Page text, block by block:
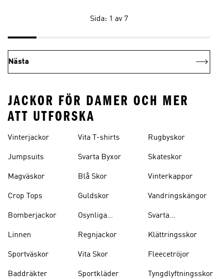
Sida: 1 av 7
Nästa
JACKOR FÖR DAMER OCH MER
ATT UTFORSKA
Vinterjackor
Jumpsuits
Magväskor
Crop Tops
Bomberjackor
Linnen
Sportväskor
Baddräkter
Vita T-shirts
Svarta Byxor
Blå Skor
Guldskor
Osynliga
Regnjackor
Vita Skor
Sportkläder
Rugbyskor
Skateskor
Vinterkappor
Vandringskängor
Svarta
Klättringsskor
Fleecetröjor
Tyngdlyftningsskor